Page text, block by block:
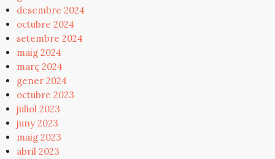
desembre 2024
octubre 2024
setembre 2024
maig 2024
març 2024
gener 2024
octubre 2023
juliol 2023
juny 2023
maig 2023
abril 2023